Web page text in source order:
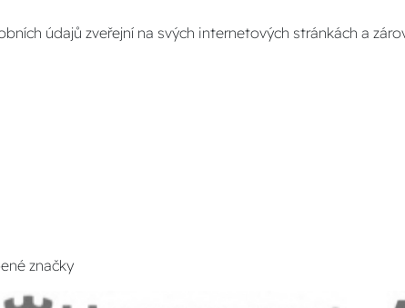
údajů zveřejní na svých internetových stránkách a
značky